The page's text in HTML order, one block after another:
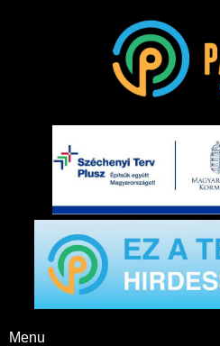
Paks FM
Menu